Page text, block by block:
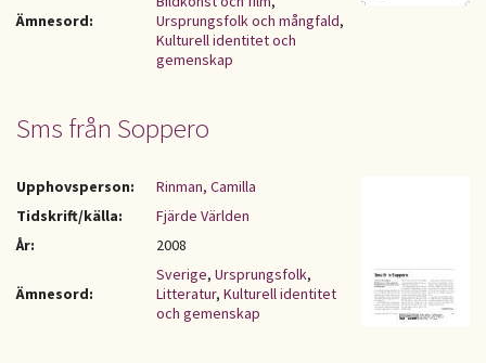
Ämnesord:
Ursprungsfolk och mångfald,
Kulturell identitet och
gemenskap
Sms från Soppero
Upphovsperson:
Rinman, Camilla
Tidskrift/källa:
Fjärde Världen
År:
2008
Ämnesord:
Sverige, Ursprungsfolk,
Litteratur, Kulturell identitet
och gemenskap